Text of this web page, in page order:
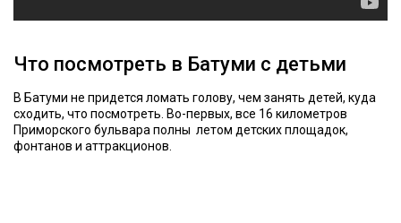
Что посмотреть в Батуми с детьми
В Батуми не придется ломать голову, чем занять детей, куда
сходить, что посмотреть. Во-первых, все 16 километров
Приморского бульвара полны летом детских площадок,
фонтанов и аттракционов.